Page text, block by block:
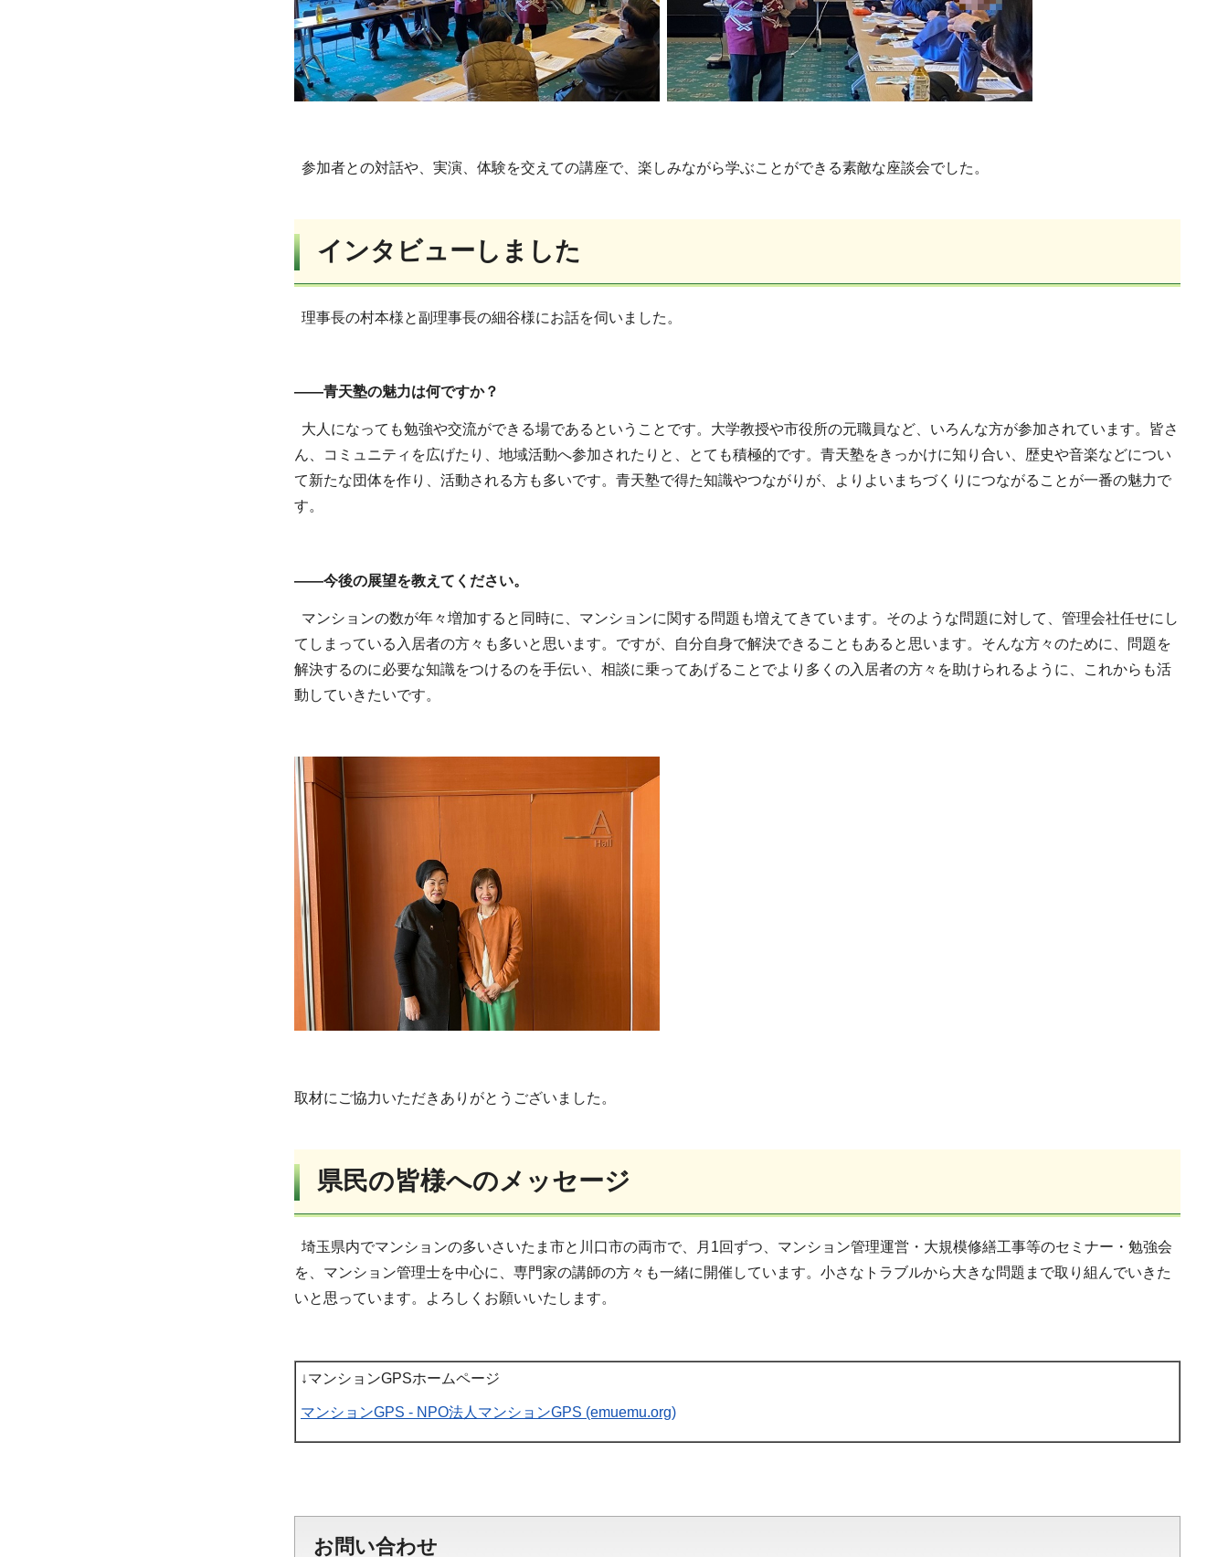
参加者との対話や、実演、体験を交えての講座で、楽しみながら学ぶことができる素敵な座談会でした。
インタビューしました
理事長の村本様と副理事長の細谷様にお話を伺いました。
——青天塾の魅力は何ですか？
大人になっても勉強や交流ができる場であるということです。大学教授や市役所の元職員など、いろんな方が参加されています。皆さ
ん、コミュニティを広げたり、地域活動へ参加されたりと、とても積極的です。青天塾をきっかけに知り合い、歴史や音楽などについ
て新たな団体を作り、活動される方も多いです。青天塾で得た知識やつながりが、よりよいまちづくりにつながることが一番の魅力で
す。
——今後の展望を教えてください。
マンションの数が年々増加すると同時に、マンションに関する問題も増えてきています。そのような問題に対して、管理会社任せにし
てしまっている入居者の方々も多いと思います。ですが、自分自身で解決できることもあると思います。そんな方々のために、問題を
解決するのに必要な知識をつけるのを手伝い、相談に乗ってあげることでより多くの入居者の方々を助けられるように、これからも活
動していきたいです。
取材にご協力いただきありがとうございました。
県民の皆様へのメッセージ
埼玉県内でマンションの多いさいたま市と川口市の両市で、月1回ずつ、マンション管理運営・大規模修繕工事等のセミナー・勉強会
を、マンション管理士を中心に、専門家の講師の方々も一緒に開催しています。小さなトラブルから大きな問題まで取り組んでいきた
いと思っています。よろしくお願いいたします。
↓マンションGPSホームページ
マンションGPS - NPO法人マンションGPS (emuemu.org)
お問い合わせ